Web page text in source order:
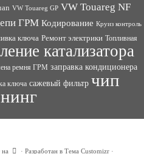
VW Touareg GP VW Touareg NF
ГРМ Кодирование Круиз контроль
ключа Ремонт электрики Топливная
катализатора
ремня ГРМ заправка кондиционера
ключа сажевый фильтр чип
на · Разработан в Тема Customizr·